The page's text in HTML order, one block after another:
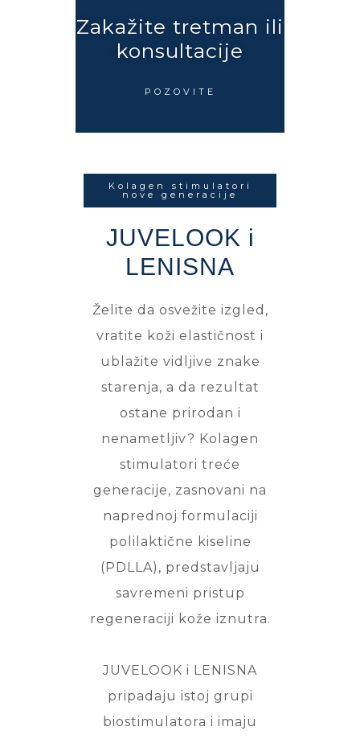
Kolagen stimulatori
nove generacije
JUVELOOK i
LENISNA
Želite da osvežite izgled,
vratite koži elastičnost i
ublažite vidljive znake
starenja, a da rezultat
ostane prirodan i
nenametljiv? Kolagen
stimulatori treće
generacije, zasnovani na
naprednoj formulaciji
polilaktične kiseline
(PDLLA), predstavljaju
savremeni pristup
regeneraciji kože iznutra.
JUVELOOK i LENISNA
pripadaju istoj grupi
biostimulatora i imaju
Zakažite tretman ili
konsultacije
POZOVITE